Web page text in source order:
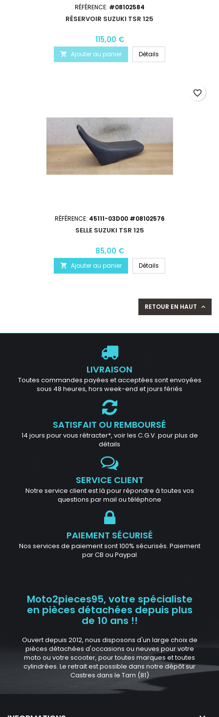
RÉFÉRENCE: #08102584
RÉSERVOIR SUZUKI TSR 125
115,00 €
 Ajouter au panier Détails
RÉFÉRENCE: 45111-03D00 #08102576
SELLE SUZUKI TSR 125
85,00 €
 Ajouter au panier Détails
favorite_border
RETOUR EN HAUT 
LIVRAISON
Toutes commandes payées et acceptées sont envoyées
sous 48 heures, hors week-end et jours fériés
SATISFAIT OU REMBOURSÉ
14 jours pour vous rétracter*, voir les C.G.V. pour plus de
détails
SERVICE CLIENT
Notre service client est là pour répondre à toutes vos
questions par mail ou téléphone
PAIEMENT SÉCURISÉ
Nos services de paiement sont 100% sécurisés. Paiement
par CB ou Paypal
Moto2pieces95, votre spécialiste
en pièces détachées depuis plus
de 10 ans !!
Ouvert depuis 2012, nous disposons d'un large choix de
pièces détachées d'occasions ou neuves pour votre
moto ou votre scooter, pour toutes marques et toutes
cylindrées. Le retrait est possible dans notre dépôt sur
Castres dans le Tarn (81)